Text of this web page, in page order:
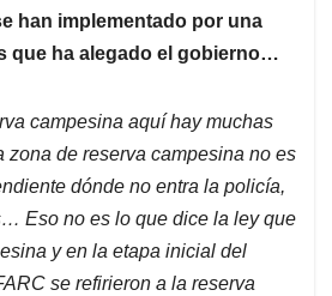
han implementado por una
que ha alegado el gobierno…
campesina aquí hay muchas
zona de reserva campesina no es
dónde no entra la policía,
Eso no es lo que dice la ley que
y en la etapa inicial del
se refirieron a la reserva